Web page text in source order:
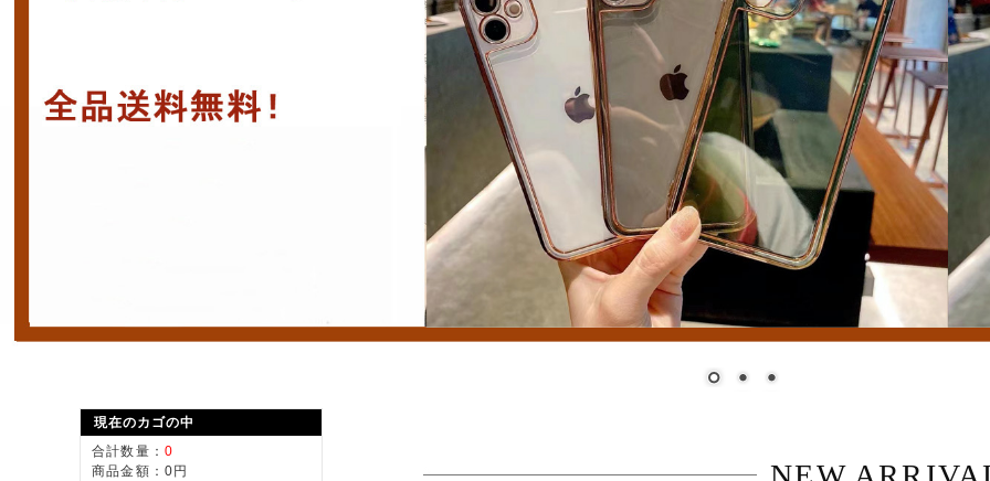
現在のカゴの中
合計数量： 0
商品金額： 0円